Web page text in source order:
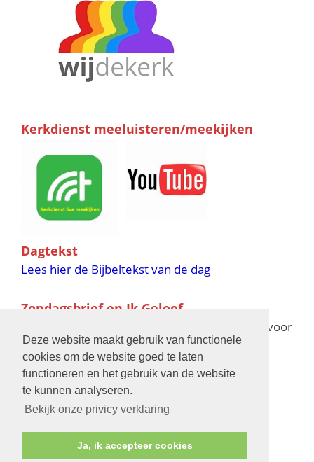
Deze website maakt gebruik van functionele
cookies om de website goed te laten
functioneren en het gebruik van de website
te kunnen analyseren.
Bekijk onze privicy verklaring
Ja, ik accepteer cookies
Kerkdienst meeluisteren/meekijken
Dagtekst
Lees hier de Bijbeltekst van de dag
Zondagsbrief en Ik Geloof
voor
de verschijningsdata in 2025 en 2026
Bijbelschool